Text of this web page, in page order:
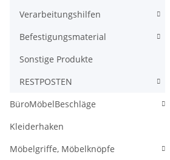
Verarbeitungshilfen
Befestigungsmaterial
Sonstige Produkte
RESTPOSTEN
BüroMöbelBeschläge
Kleiderhaken
Möbelgriffe, Möbelknöpfe